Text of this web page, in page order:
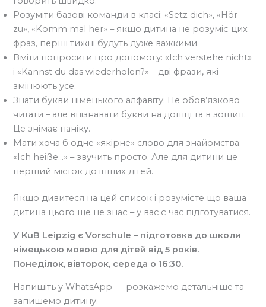
Розуміти базові команди в класі: «Setz dich», «Hör
zu», «Komm mal her» – якщо дитина не розуміє цих
фраз, перші тижні будуть дуже важкими.
Вміти попросити про допомогу: «Ich verstehe nicht»
і «Kannst du das wiederholen?» – дві фрази, які
змінюють усе.
Знати букви німецького алфавіту: Не обов’язково
читати – але впізнавати букви на дошці та в зошиті.
Це знімає паніку.
Мати хоча б одне «якірне» слово для знайомства:
«Ich heiße…» – звучить просто. Але для дитини це
перший місток до інших дітей.
Якщо дивитеся на цей список і розумієте що ваша
дитина цього ще не знає – у вас є час підготуватися.
У KuB Leipzig є Vorschule – підготовка до школи
німецькою мовою для дітей від 5 років.
Понеділок, вівторок, середа о 16:30.
Напишіть у WhatsApp — розкажемо детальніше та
запишемо дитину: